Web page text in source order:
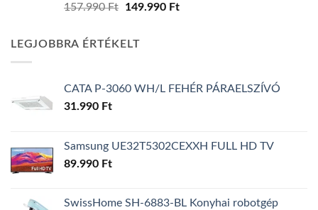
157.990Ft
Original
157.990 Ft.
149.990 FtCurrent
LEGJOBBRA ÉRTÉKELT
CATA P-3060 WH/L FEHÉR PÁRAELSZÍVÓ
31.990 Ft
Samsung UE32T5302CEXXH FULL HD TV
89.990 Ft
SwissHome SH-6883-BL Konyhai robotgép